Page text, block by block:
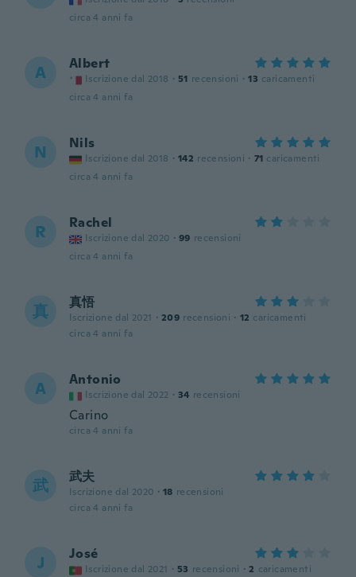
circa 4 anni fa
A Albert
Iscrizione dal 2018 · 51 recensioni · 13 caricamenti
circa 4 anni fa
N Nils
Iscrizione dal 2018 · 142 recensioni · 71 caricamenti
circa 4 anni fa
R Rachel
Iscrizione dal 2020 · 99 recensioni
circa 4 anni fa
真 真悟
Iscrizione dal 2021 · 209 recensioni · 12 caricamenti
circa 4 anni fa
A Antonio
Iscrizione dal 2022 · 34 recensioni
Carino
circa 4 anni fa
武 武夫
Iscrizione dal 2020 · 18 recensioni
circa 4 anni fa
J José
Iscrizione dal 2021 · 53 recensioni · 2 caricamenti